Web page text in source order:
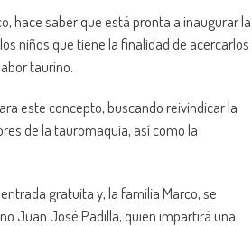
hace saber que está pronta a inaugurar la
niños que tiene la finalidad de acercarlos
taurino.
este concepto, buscando reivindicar la
de la tauromaquia, así como la
gratuita y, la familia Marco, se
Juan José Padilla, quien impartirá una